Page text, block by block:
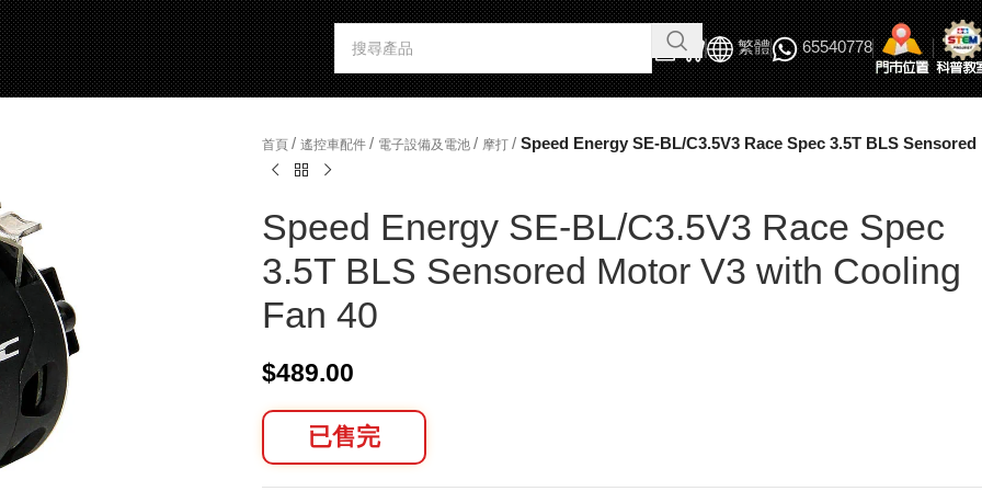
繁體 65540778
首頁 / 遙控車配件 / 電子設備及電池 / 摩打 / Speed Energy SE-BL/C3.5V3 Race Spec 3.5T BLS
Speed Energy SE-BL/C3.5V3 Race Spec
3.5T BLS Sensored Motor V3 with Cooling
Fan 40
$489.00
已售完